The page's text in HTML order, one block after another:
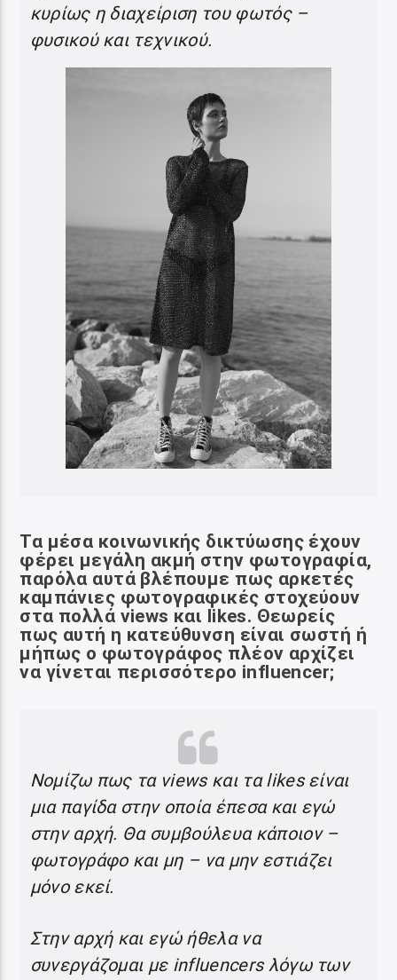
κυρίως η διαχείριση του φωτός –
φυσικού και τεχνικού.
Τα μέσα κοινωνικής δικτύωσης έχουν
φέρει μεγάλη ακμή στην φωτογραφία,
παρόλα αυτά βλέπουμε πως αρκετές
καμπάνιες φωτογραφικές στοχεύουν
στα πολλά views και likes. Θεωρείς
πως αυτή η κατεύθυνση είναι σωστή ή
μήπως ο φωτογράφος πλέον αρχίζει
να γίνεται περισσότερο influencer;
Νομίζω πως τα views και τα likes είναι
μια παγίδα στην οποία έπεσα και εγώ
στην αρχή. Θα συμβούλευα κάποιον –
φωτογράφο και μη – να μην εστιάζει
μόνο εκεί.
Στην αρχή και εγώ ήθελα να
συνεργάζομαι με influencers λόγω των